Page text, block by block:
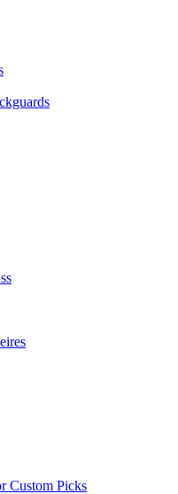
Custom Picks